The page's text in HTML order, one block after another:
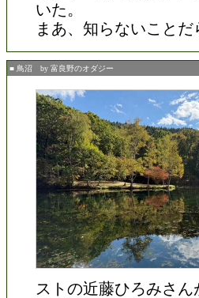
いた。
まあ、知らないことだ
■ 鳥沼 by 富良野のオダジー
ストの近藤ひろみさ